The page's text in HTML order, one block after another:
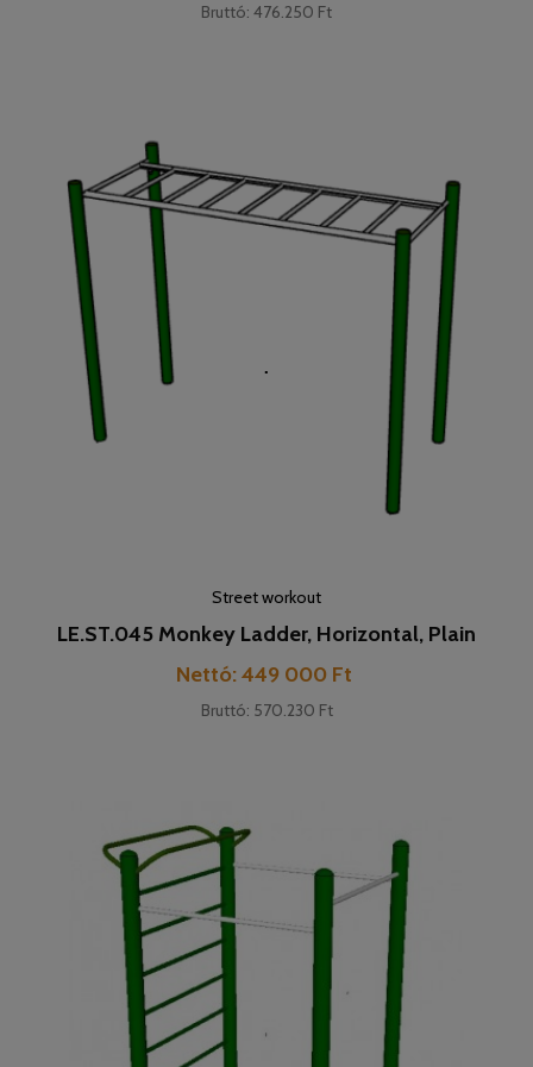
Bruttó: 476.250 Ft
Street workout
LE.ST.045 Monkey Ladder, Horizontal, Plain
Pret
Nettó: 449 000 Ft
Bruttó: 570.230 Ft